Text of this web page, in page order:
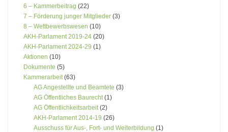
6 – Kammerbeitrag (22)
7 – Förderung junger Mitglieder (3)
8 – Wettbewerbswesen (10)
AKH-Parlament 2019-24 (20)
AKH-Parlament 2024-29 (1)
Aktionen (10)
Dokumente (5)
Kammerarbeit(63)
AG Angestellte und Beamtete (3)
AG Öffentliches Baurecht(1)
AG Öffentlichkeitsarbeit(2)
AKH-Parlament 2014-19 (26)
Ausschuss für Aus-, Fort- und Weiterbildung (1)